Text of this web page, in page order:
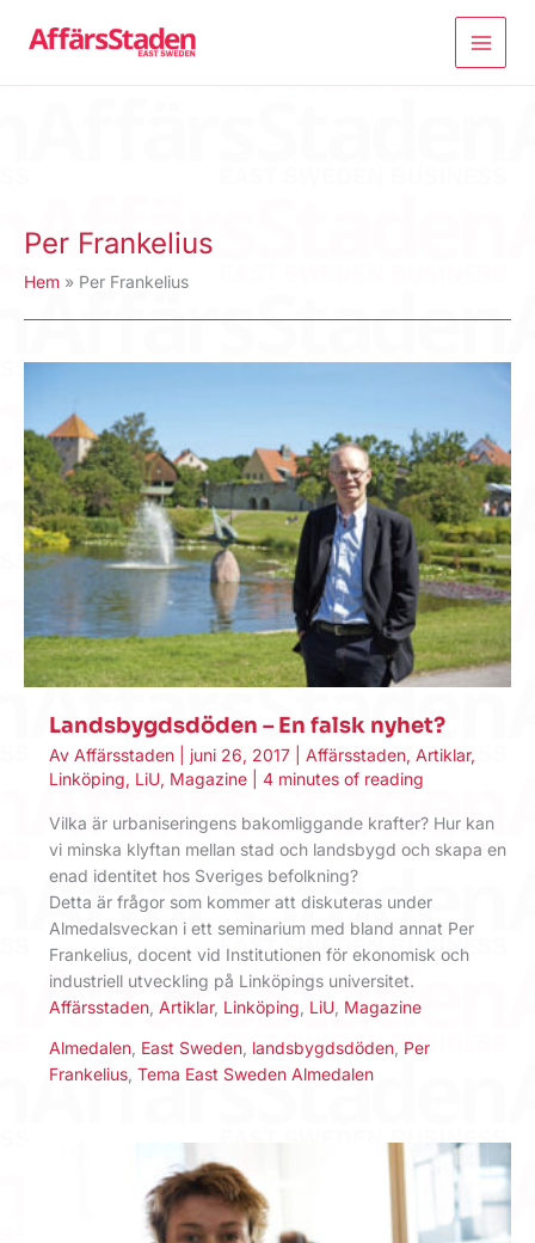
Per Frankelius
Hem Per Frankelius
Landsbygdsdöden – En falsk nyhet?
Av Affärsstaden juni 26, 2017 Affärsstaden, Artiklar,
Linköping, LiU, Magazine 4 minutes of reading
Vilka är urbaniseringens bakomliggande krafter? Hur kan
vi minska klyftan mellan stad och landsbygd och skapa en
enad identitet hos Sveriges befolkning?
Detta är frågor som kommer att diskuteras under
Almedalsveckan i ett seminarium med bland annat Per
Frankelius, docent vid Institutionen för ekonomisk och
industriell utveckling på Linköpings universitet.
Affärsstaden Artiklar, Linköping LiU Magazine
Almedalen East Sweden landsbygdsdöden Per
Frankelius Tema East Sweden Almedalen